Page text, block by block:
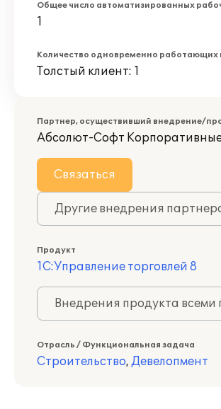
Общее число автоматизированных
1
Количество одновременно работающих
Толстый клиент: 1
Партнер, осуществивший внедрение/
Абсолют-Софт
Связаться
Другие внедрения
Продукт
1С:Управление торговлей 8
Внедрения продукта
Отрасль / Функциональная задача
Строительство, Девелопмент